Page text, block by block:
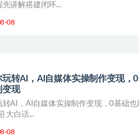
讲解搭建闭环...
08
玩转AI，AI自媒体实操制作变现，
变现
转AI，AI自媒体实操制作变现，0基础也
大白话...
08